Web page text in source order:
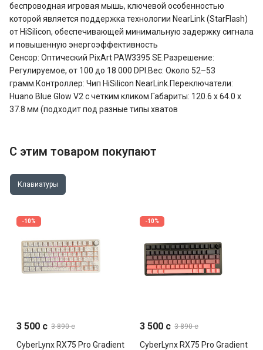
беспроводная игровая мышь, ключевой особенностью
которой является поддержка технологии NearLink (StarFlash)
от HiSilicon, обеспечивающей минимальную задержку сигнала
и повышенную энергоэффективность
Сенсор: Оптический PixArt PAW3395 SE.Разрешение:
Регулируемое, от 100 до 18 000 DPI.Вес: Около 52–53
грамм.Контроллер: Чип HiSilicon NearLink.Переключатели:
Huano Blue Glow V2 с четким кликом.Габариты: 120.6 x 64.0 x
37.8 мм (подходит под разные типы хватов
С этим товаром покупают
Клавиатуры
-10%
3 500 c 3 890 c
CyberLynx RX75 Pro Gradient
-10%
3 500 c 3 890 c
CyberLynx RX75 Pro Gradient